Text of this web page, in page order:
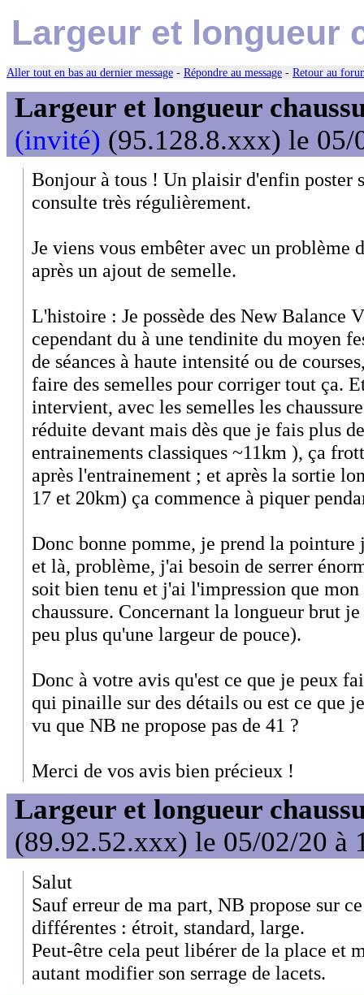
Largeur et longueur
Aller tout en bas au dernier message - Répondre au message - Retour au
Largeur et longueur
(invité) (95.128.8.xxx) le 05/
Bonjour à tous ! Un plaisir d'enfin poster
consulte très régulièrement.
Je viens vous embêter avec un problème
après un ajout de semelle.
L'histoire : Je possède des New Balance
cependant du à une tendinite du moyen
de séances à haute intensité ou de
faire des semelles pour corriger tout ça.
intervient, avec les semelles les
réduite devant mais dès que je fais plus
entrainements classiques ~11km ), ça
après l'entrainement ; et après la sortie
17 et 20km) ça commence à piquer
Donc bonne pomme, je prend la pointure
et là, problème, j'ai besoin de serrer
soit bien tenu et j'ai l'impression que
chaussure. Concernant la longueur brut
peu plus qu'une largeur de pouce).
Donc à votre avis qu'est ce que je peux
qui pinaille sur des détails ou est ce que
vu que NB ne propose pas de 41 ?
Merci de vos avis bien précieux !
Largeur et longueur
(89.92.52.xxx) le 05/02/20 à
Salut
Sauf erreur de ma part, NB propose sur
différentes : étroit, standard, large.
Peut-être cela peut libérer de la place et
autant modifier son serrage de lacets.